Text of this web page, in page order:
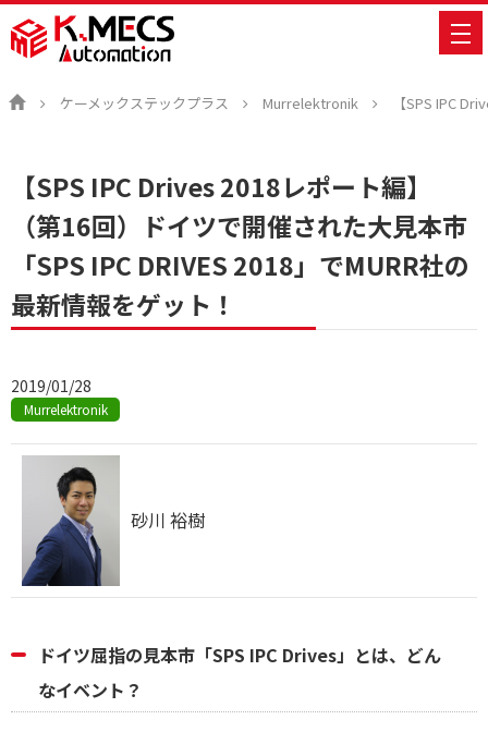
ケーメックステックプラス Murrelektronik 【SPS IPC
【SPS IPC Drives 2018レポート編】
（第16回）ドイツで開催された大見本市
「SPS IPC DRIVES 2018」でMURR社の
最新情報をゲット！
2019/01/28
Murrelektronik
砂川 裕樹
ドイツ屈指の見本市「SPS IPC Drives」とは、どん
なイベント？